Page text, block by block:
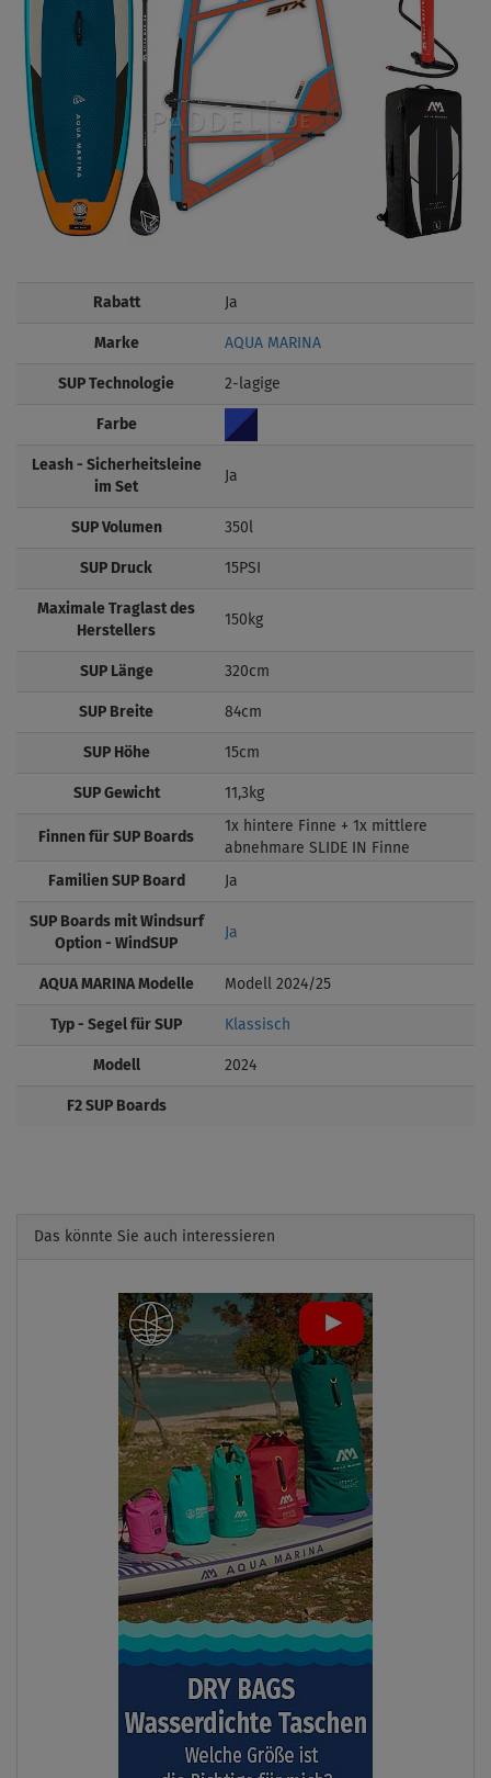
Rabatt Ja
Marke AQUA MARINA
SUP Technologie 2-lagige
Farbe
Leash - Sicherheitsleine
im Set
Ja
SUP Volumen 350l
SUP Druck 15PSI
Maximale Traglast des
Herstellers
150kg
SUP Länge 320cm
SUP Breite 84cm
SUP Höhe 15cm
SUP Gewicht 11,3kg
Finnen für SUP Boards
1x hintere Finne + 1x mittlere
abnehmare SLIDE IN Finne
Familien SUP Board Ja
SUP Boards mit Windsurf
Option - WindSUP
Ja
AQUA MARINA Modelle Modell 2024/25
Typ - Segel für SUP Klassisch
Modell 2024
F2 SUP Boards
Das könnte Sie auch interessieren
Previous